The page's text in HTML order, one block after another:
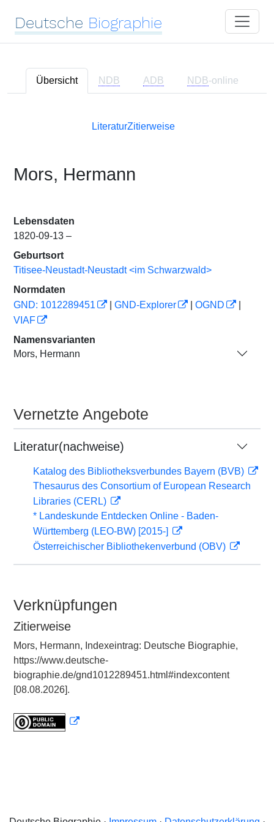
Deutsche Biographie
Übersicht NDB ADB NDB-online
LiteraturZitierweise
Mors, Hermann
Lebensdaten
1820-09-13 –
Geburtsort
Titisee-Neustadt-Neustadt <im Schwarzwald>
Normdaten
GND: 1012289451
GND-Explorer OGND
VIAF
Namensvarianten
Mors, Hermann
Vernetzte Angebote
Literatur(nachweise)
Katalog des Bibliotheksverbundes Bayern (BVB)
Thesaurus des Consortium of European Research
Libraries (CERL)
* Landeskunde Entdecken Online - Baden-
Württemberg (LEO-BW) [2015-]
Österreichischer Bibliothekenverbund (OBV)
Verknüpfungen
Zitierweise
Mors, Hermann, Indexeintrag: Deutsche Biographie,
https://www.deutsche-
biographie.de/gnd1012289451.html#indexcontent
[08.08.2026].